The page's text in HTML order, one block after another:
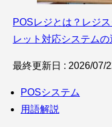
POSレジとは？レジ
レット対応システム
最終更新日 : 2026/07/
POSシステム
用語解説